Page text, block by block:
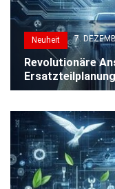
Neuheit 7.
Revolutionäre